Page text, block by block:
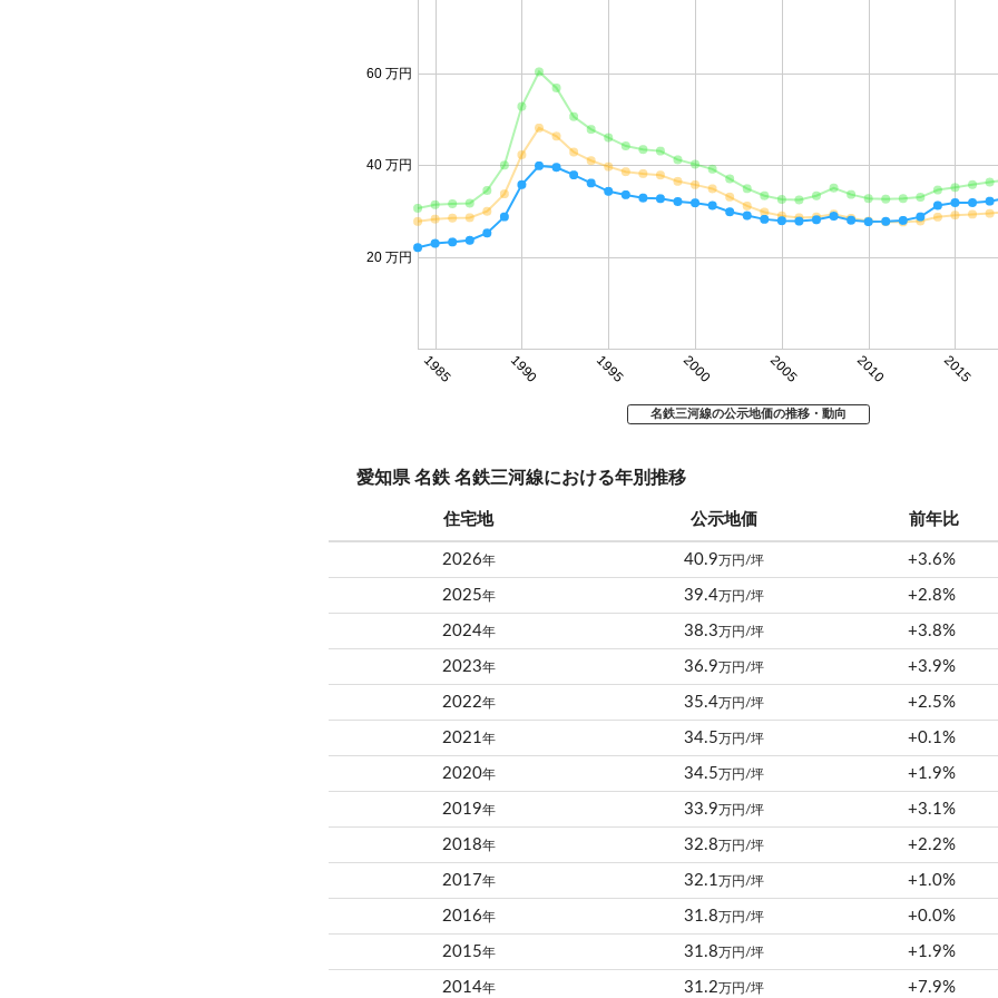
1985 1990 1995 2000 2005 2010 2015
20 万円
40 万円
60 万円
名鉄三河線の公示地価の推移・動向
愛知県 名鉄 名鉄三河線における年別推移
住宅地 公示地価 前年比
2026年 40.9万円/坪 +3.6%
2025年 39.4万円/坪 +2.8%
2024年 38.3万円/坪 +3.8%
2023年 36.9万円/坪 +3.9%
2022年 35.4万円/坪 +2.5%
2021 年 34.5万円/坪 +0.1%
2020年 34.5万円/坪 +1.9%
2019年 33.9万円/坪 +3.1%
2018年 32.8万円/坪 +2.2%
2017年 32.1万円/坪 +1.0%
2016年 31.8万円/坪 +0.0%
2015年 31.8万円/坪 +1.9%
2014年 31.2万円/坪 +7.9%